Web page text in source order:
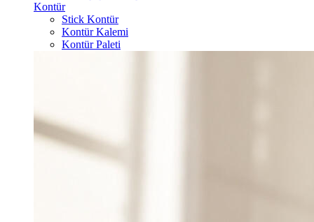
Kontür
Stick Kontür
Kontür Kalemi
Kontür Paleti